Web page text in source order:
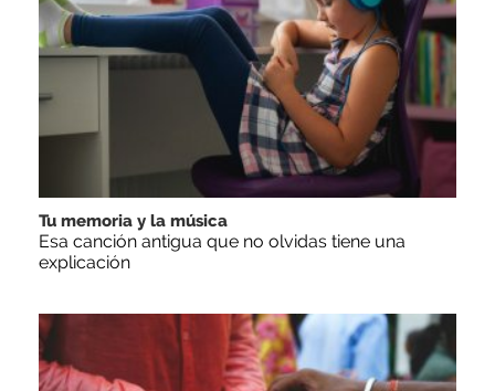
Tu memoria y la música
Esa canción antigua que no olvidas tiene una
explicación